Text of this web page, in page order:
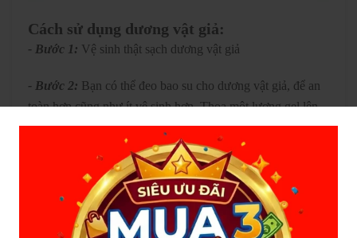
Cách sử dụng dương vật giả:
- Bước 1: Vệ sinh thật sạch dương vật giả
- Bước 2: Bạn có thể đeo bao su cho dương vật giả, để an
toàn hơn cũng như ít vệ sinh hơn. Thoa một lượng gel lên
toàn thân dương vật, và 1 ít vào trong âm đạo hoặc hậu
môn tùy theo nơi bạn sử dụng dương vật
Đưa dương vật giả từ từ vào bên trong âm đạo,
nhẹ nhàng thụt ra thụt vô cho âm đạo thích nghi. Khi âm
đạo hoặc hậu môn giãn nở bạn bắt đầu di chuyển theo cảm